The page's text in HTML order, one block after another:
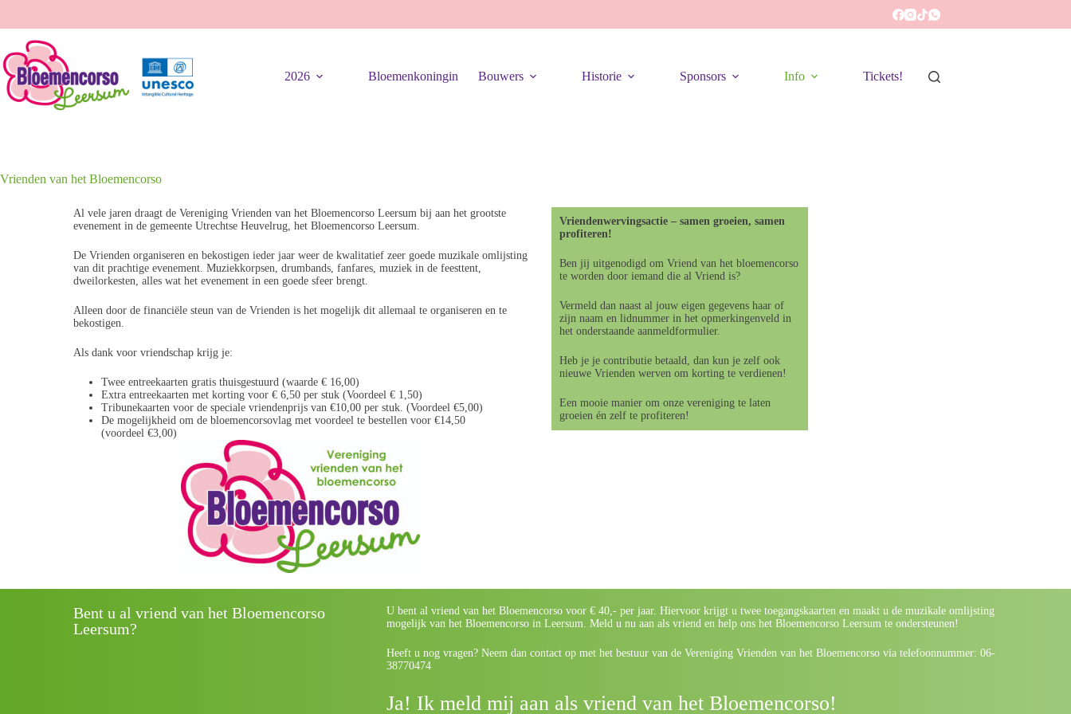
2026 Bloemenkoningin Bouwers Historie Sponsors Info Tickets!
Vrienden van het Bloemencorso
Al vele jaren draagt de Vereniging Vrienden van het Bloemencorso Leersum bij aan het grootste
evenement in de gemeente Utrechtse Heuvelrug, het Bloemencorso Leersum.
De Vrienden organiseren en bekostigen ieder jaar weer de kwalitatief zeer goede muzikale omlijsting
van dit prachtige evenement. Muziekkorpsen, drumbands, fanfares, muziek in de feesttent,
dweilorkesten, alles wat het evenement in een goede sfeer brengt.
Alleen door de financiële steun van de Vrienden is het mogelijk dit allemaal te organiseren en te
bekostigen.
Als dank voor vriendschap krijg je:
Twee entreekaarten gratis thuisgestuurd (waarde € 16,00)
Extra entreekaarten met korting voor € 6,50 per stuk (Voordeel € 1,50)
Tribunekaarten voor de speciale vriendenprijs van €10,00 per stuk. (Voordeel €5,00)
De mogelijkheid om de bloemencorsovlag met voordeel te bestellen voor €14,50
(voordeel €3,00)
Vriendenwervingsactie – samen groeien, samen
profiteren!
Ben jij uitgenodigd om Vriend van het bloemencorso
te worden door iemand die al Vriend is?
Vermeld dan naast al jouw eigen gegevens haar of
zijn naam en lidnummer in het opmerkingenveld in
het onderstaande aanmeldformulier.
Heb je je contributie betaald, dan kun je zelf ook
nieuwe Vrienden werven om korting te verdienen!
Een mooie manier om onze vereniging te laten
groeien én zelf te profiteren!
Bent u al vriend van het Bloemencorso
Leersum?
U bent al vriend van het Bloemencorso voor € 40,- per jaar. Hiervoor krijgt u twee toegangskaarten en maakt u de muzikale omlijsting
mogelijk van het Bloemencorso in Leersum. Meld u nu aan als vriend en help ons het Bloemencorso Leersum te ondersteunen!
Heeft u nog vragen? Neem dan contact op met het bestuur van de Vereniging Vrienden van het Bloemencorso via telefoonnummer: 06-
38770474
Ja! Ik meld mij aan als vriend van het Bloemencorso!